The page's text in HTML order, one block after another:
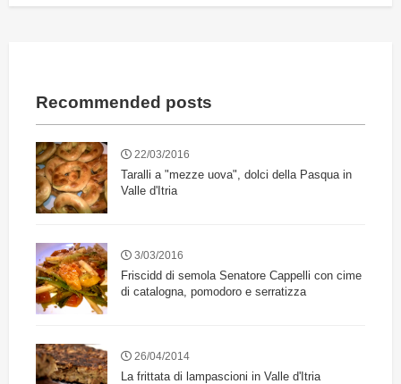
Recommended posts
22/03/2016
Taralli a "mezze uova", dolci della Pasqua in
Valle d'Itria
3/03/2016
Friscidd di semola Senatore Cappelli con cime
di catalogna, pomodoro e serratizza
26/04/2014
La frittata di lampascioni in Valle d'Itria